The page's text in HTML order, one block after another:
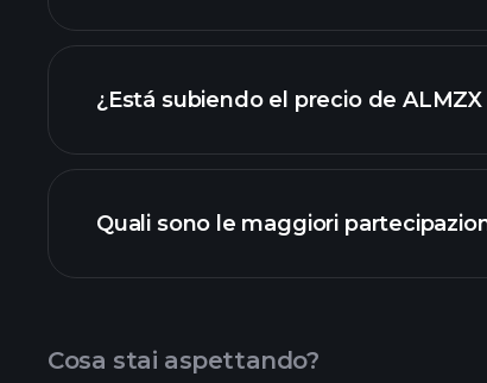
gráfico avanzado
¿Está subiendo el precio de ALMZX
grafico di ALMZX dana
Quali sono le maggiori
Cosa stai aspettando?